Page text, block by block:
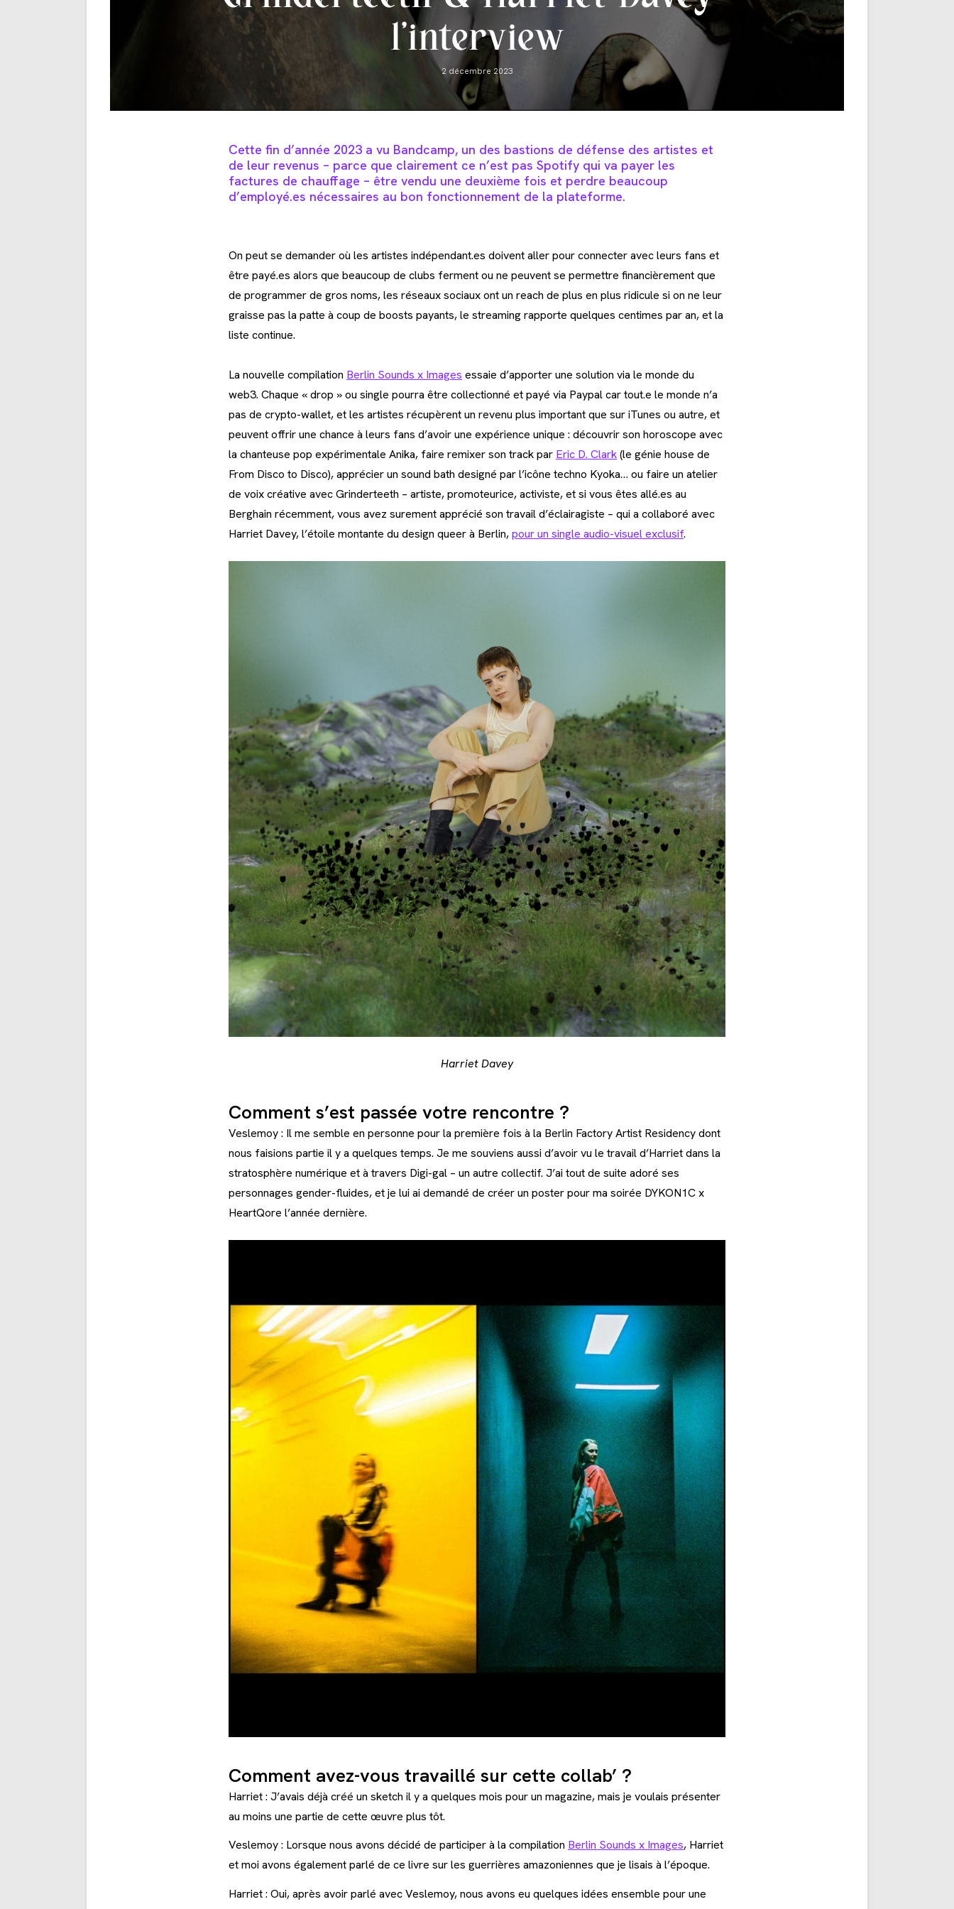
l’interview
Post
published:
2 décembre 2023
Cette fin d’année 2023 a vu Bandcamp, un des bastions de défense des artistes et
de leur revenus – parce que clairement ce n’est pas Spotify qui va payer les
factures de chauffage – être vendu une deuxième fois et perdre beaucoup
d’employé.es nécessaires au bon fonctionnement de la plateforme.
On peut se demander où les artistes indépendant.es doivent aller pour connecter avec leurs fans et
être payé.es alors que beaucoup de clubs ferment ou ne peuvent se permettre financièrement que
de programmer de gros noms, les réseaux sociaux ont un reach de plus en plus ridicule si on ne leur
graisse pas la patte à coup de boosts payants, le streaming rapporte quelques centimes par an, et la
liste continue.
La nouvelle compilation Berlin Sounds x Images essaie d’apporter une solution via le monde du
web3. Chaque « drop » ou single pourra être collectionné et payé via Paypal car tout.e le monde n’a
pas de crypto-wallet, et les artistes récupèrent un revenu plus important que sur iTunes ou autre, et
peuvent offrir une chance à leurs fans d’avoir une expérience unique : découvrir son horoscope avec
la chanteuse pop expérimentale Anika, faire remixer son track par Eric D. Clark(le génie house de
From Disco to Disco), apprécier un sound bath designé par l’icône techno Kyoka… ou faire un atelier
de voix créative avec Grinderteeth – artiste, promoteurice, activiste, et si vous êtes allé.es au
Berghain récemment, vous avez surement apprécié son travail d’éclairagiste – qui a collaboré avec
Harriet Davey, l’étoile montante du design queer à Berlin,pour un single audio-visuel exclusif.
Harriet Davey
Comment s’est passée votre rencontre ?
Veslemoy : Il me semble en personne pour la première fois à la Berlin Factory Artist Residency dont
nous faisions partie il y a quelques temps. Je me souviens aussi d’avoir vu le travail d’Harriet dans la
stratosphère numérique et à travers Digi-gal – un autre collectif. J’ai tout de suite adoré ses
personnages gender-fluides, et je lui ai demandé de créer un poster pour ma soirée DYKON1C x
HeartQore l’année dernière.
Comment avez-vous travaillé sur cette collab’ ?
Harriet : J’avais déjà créé un sketch il y a quelques mois pour un magazine, mais je voulais présenter
au moins une partie de cette œuvre plus tôt.
Veslemoy : Lorsque nous avons décidé de participer à la compilation Berlin Sounds x Images, Harriet
et moi avons également parlé de ce livre sur les guerrières amazoniennes que je lisais à l’époque.
Harriet : Oui, après avoir parlé avec Veslemoy, nous avons eu quelques idées ensemble pour une